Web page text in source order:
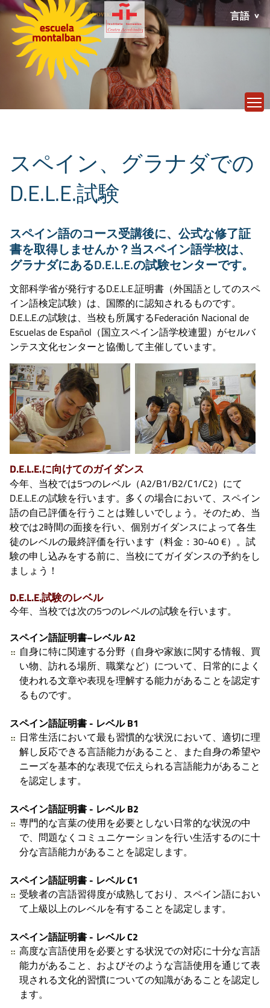
言語
スペイン、グラナダでの
D.E.L.E.試験
スペイン語のコース受講後に、公式な修了証
書を取得しませんか？当スペイン語学校は、
グラナダにあるD.E.L.E.の試験センターです。
文部科学省が発行するD.E.L.E.証明書（外国語としてのスペ
イン語検定試験）は、国際的に認知されるものです。
D.E.L.E.の試験は、当校も所属するFederación Nacional de
Escuelas de Español（国立スペイン語学校連盟）がセルバ
ンテス文化センターと協働して主催しています。
D.E.L.E.に向けてのガイダンス
今年、当校では5つのレベル（A2/B1/B2/C1/C2）にて
D.E.L.E.の試験を行います。多くの場合において、スペイン
語の自己評価を行うことは難しいでしょう。そのため、当
校では2時間の面接を行い、個別ガイダンスによって各生
徒のレベルの最終評価を行います（料金：30-40 €）。試
験の申し込みをする前に、当校にてガイダンスの予約をし
ましょう！
D.E.L.E.試験のレベル
今年、当校では次の5つのレベルの試験を行います。
スペイン語証明書–レベル A2
自身に特に関連する分野（自身や家族に関する情報、買
い物、訪れる場所、職業など）について、日常的によく
使われる文章や表現を理解する能力があることを認定す
るものです。
スペイン語証明書 - レベル B1
日常生活において最も習慣的な状況において、適切に理
解し反応できる言語能力があること、また自身の希望や
ニーズを基本的な表現で伝えられる言語能力があること
を認定します。
スペイン語証明書 - レベル B2
専門的な言葉の使用を必要としない日常的な状況の中
で、問題なくコミュニケーションを行い生活するのに十
分な言語能力があることを認定します。
スペイン語証明書 - レベル C1
受験者の言語習得度が成熟しており、スペイン語におい
て上級以上のレベルを有することを認定します。
スペイン語証明書 - レベル C2
高度な言語使用を必要とする状況での対応に十分な言語
能力があること、およびそのような言語使用を通じて表
現される文化的習慣についての知識があることを認定し
ます。